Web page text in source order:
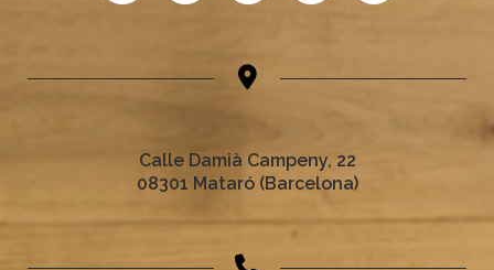
Calle Damià Campeny, 22
08301 Mataró (Barcelona)